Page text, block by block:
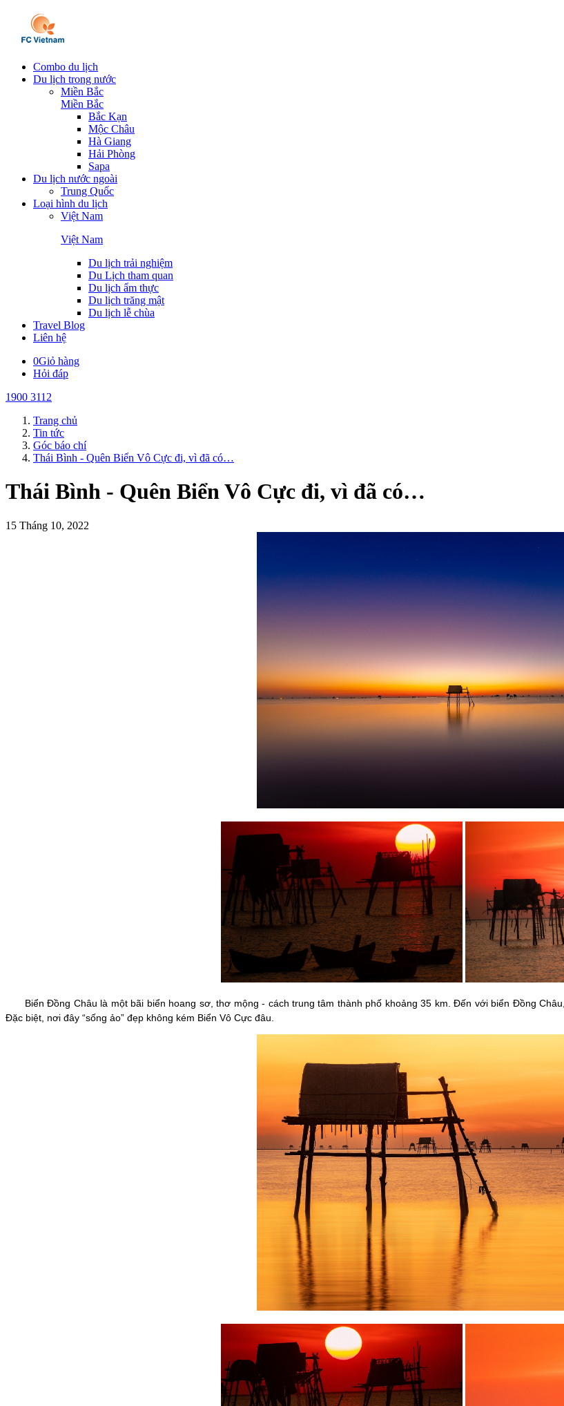
Combo du lịch
Du lịch trong nước
Miền Bắc
Miền Bắc
Bắc Kạn
Mộc Châu
Hà Giang
Hải Phòng
Sapa
Du lịch nước ngoài
Trung Quốc
Loại hình du lịch
Việt Nam
Việt Nam
Du lịch trải nghiệm
Du Lịch tham quan
Du lịch ẩm thực
Du lịch trăng mật
Du lịch lễ chùa
Travel Blog
Liên hệ
0Giỏ hàng
Hỏi đáp
1900 3112
Trang chủ
Tin tức
Góc báo chí
Thái Bình - Quên Biển Vô Cực đi, vì đã có…
Thái Bình - Quên Biển Vô Cực đi, vì đã có…
15 Tháng 10, 2022
Biển Đồng Châu là một bãi biển hoang sơ, thơ mộng - cách trung tâm thành phố khoảng 35 km. Đến với biển Đồng
Đặc biệt, nơi đây “sống ảo” đẹp không kém Biển Vô Cực đâu.